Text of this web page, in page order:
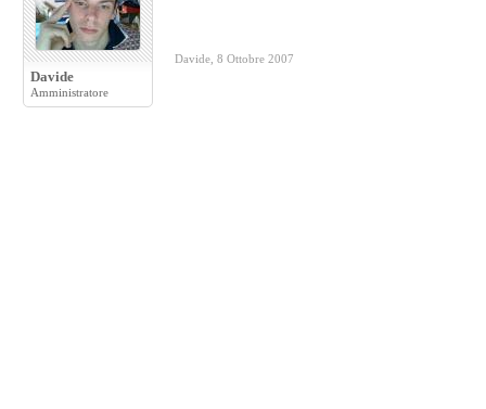
Davide
Amministratore
Davide 8 Ottobre 2007